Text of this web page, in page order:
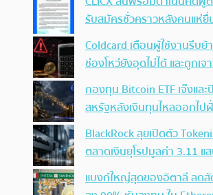
รับสมัครชั่วคราวหลังคนแห่
Coldcard เตือนผู้ใช้งานรีบ
ช่องโหว่ยังอุดไม่ได้ และถูกเจ
กองทุน Bitcoin ETF เจ๊งแล
สหรัฐหลังเงินทุนไหลออกไป
BlackRock ลุยเปิดตัว
ตลาดเงินยุโรปมูลค่า 3.11 แ
แบงก์ใหญ่สุดของอิตาลี ลดสั